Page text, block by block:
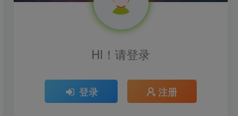
HI！请登录
登录 注册